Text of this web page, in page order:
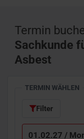
Termin
Sachkunde
Asbest
TERMIN WÄHLEN
Filter
01.02.27 /